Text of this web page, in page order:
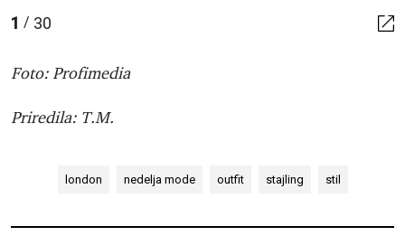
1 / 30
Foto: Profimedia
Priredila: T.M.
london nedelja mode outfit stajling stil